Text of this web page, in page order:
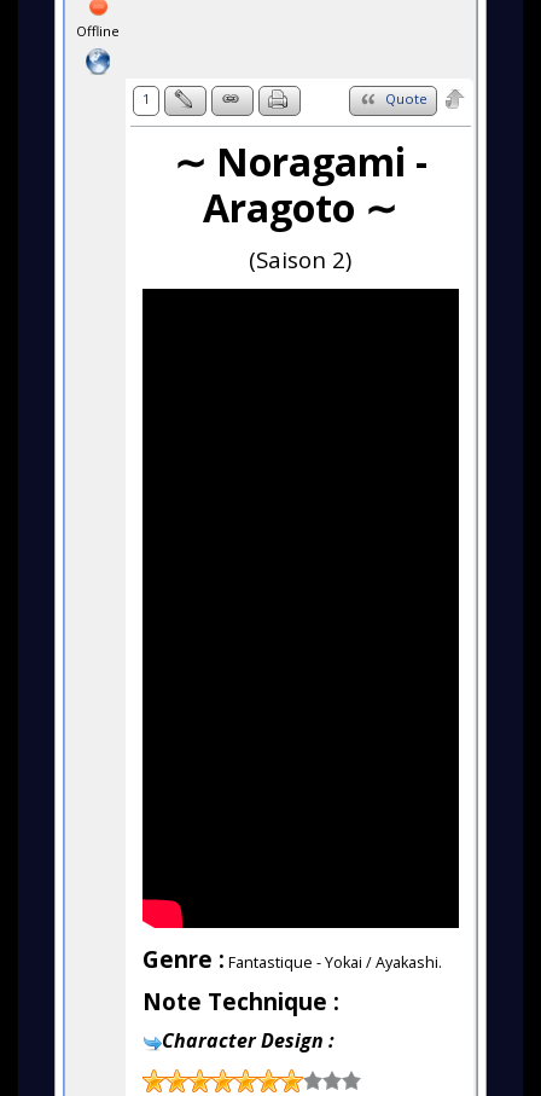
Offline
1 Quote
∼ Noragami -
Aragoto ∼
(Saison 2)
Genre : Fantastique - Yokai / Ayakashi.
Note Technique :
Character Design :